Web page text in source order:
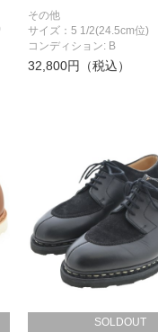
その他
サイズ：5 1/2(24.5cm位)
コンディション: B
32,800円（税込）
SOLDOUT